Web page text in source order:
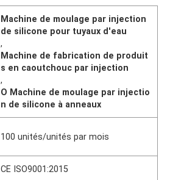
Machine de moulage par injection
de silicone pour tuyaux d'eau
,
Machine de fabrication de produit
s en caoutchouc par injection
,
O Machine de moulage par injectio
n de silicone à anneaux
100 unités/unités par mois
CE ISO9001:2015